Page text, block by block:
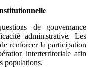
de gouvernance
administrative. Les
renforcer la participation
interterritoriale afin
populations.